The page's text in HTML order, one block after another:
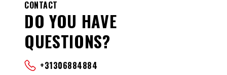
CONTACT
DO YOU HAVE
QUESTIONS?
+31306884884